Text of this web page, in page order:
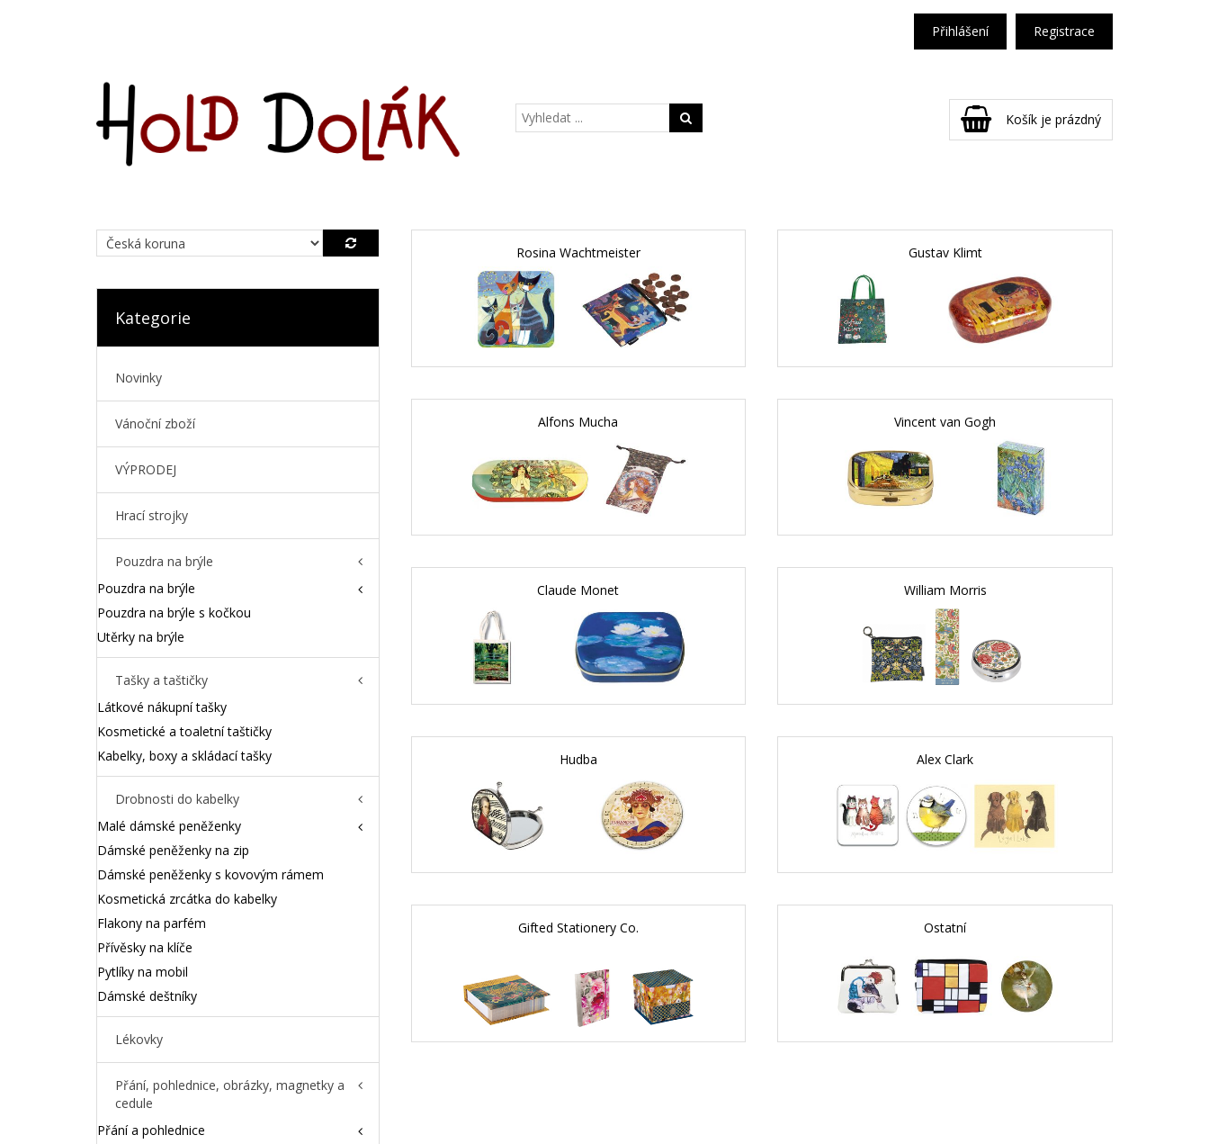
Přihlášení Registrace
Košík je prázdný
Rosina Wachtmeister Gustav Klimt
Alfons Mucha Vincent van Gogh
Claude Monet William Morris
Hudba Alex Clark
Gifted Stationery Co. Ostatní
Kategorie
Novinky
Vánoční zboží
VÝPRODEJ
Hrací strojky
Pouzdra na brýle
Pouzdra na brýle
Pouzdra na brýle s kočkou
Utěrky na brýle
Tašky a taštičky
Látkové nákupní tašky
Kosmetické a toaletní taštičky
Kabelky, boxy a skládací tašky
Drobnosti do kabelky
Malé dámské peněženky
Dámské peněženky na zip
Dámské peněženky s kovovým rámem
Kosmetická zrcátka do kabelky
Flakony na parfém
Přívěsky na klíče
Pytlíky na mobil
Dámské deštníky
Lékovky
Přání, pohlednice, obrázky, magnetky a
cedule
Přání a pohlednice